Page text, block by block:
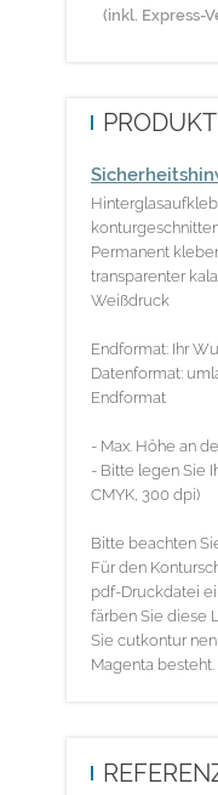
(inkl. Express-
Permanent
transparenter
Weißdruck
Endformat: Ihr
Datenformat:
Endformat
- Max. Höhe an
- Bitte legen Sie
CMYK, 300 dpi)
Bitte beachten
Für den
pdf-Druckdatei
färben Sie diese
Sie cutkontur
Magenta besteht.